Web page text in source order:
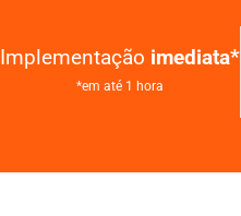
Implementação imediata*
*em até 1 hora